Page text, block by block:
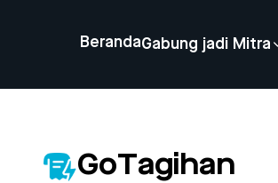
BerandaGabung jadi Mitra
GoTagihan